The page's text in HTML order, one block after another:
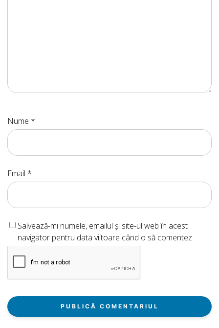
Nume *
Email *
Salvează-mi numele, emailul și site-ul web în acest
navigator pentru data viitoare când o să comentez.